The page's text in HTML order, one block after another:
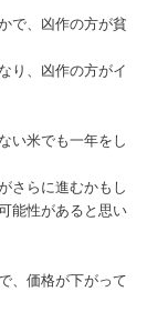
で、凶作の方が貧
り、凶作の方がイ
い米でも一年をし
さらに進むかもし
能性があると思い
、価格が下がって